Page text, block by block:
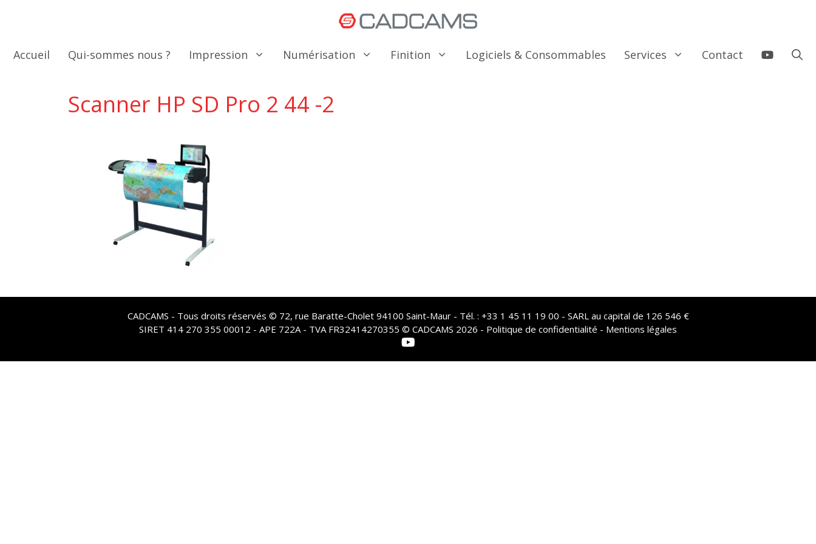
Accueil Qui-sommes nous ? Impression Numérisation Finition Logiciels & Consommables Services Contact
Scanner HP SD Pro 2 44 -2
CADCAMS - Tous droits réservés © 72, rue Baratte-Cholet 94100 Saint-Maur - Tél. : +33 1 45 11 19 00 - SARL au capital de 126 546 €
SIRET 414 270 355 00012 - APE 722A - TVA FR32414270355 © CADCAMS 2026 - Politique de confidentialité - Mentions légales